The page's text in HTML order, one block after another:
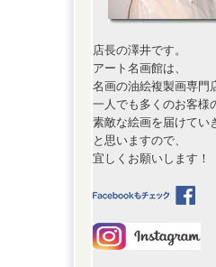
店長の澤井です。
アート名画館は、
名画の油絵複製画専門
一人でも多くのお客様
素敵な絵画を届けてい
と思いますので、
宜しくお願いします！